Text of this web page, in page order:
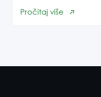
Pročitaj više